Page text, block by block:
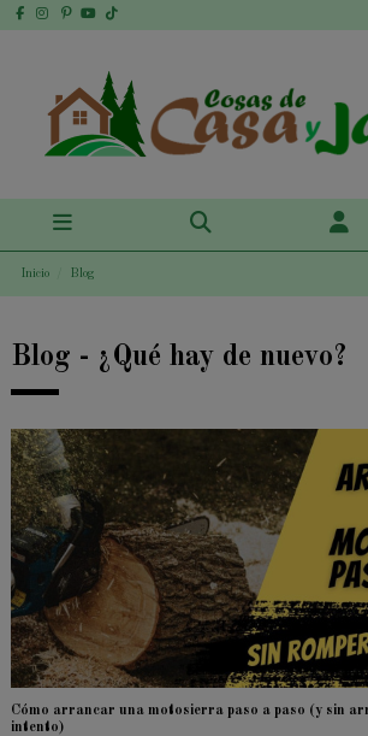
Inicio Blog
Blog - ¿Qué hay de nuevo?
Cómo arrancar una motosierra paso a paso (y sin
intento)